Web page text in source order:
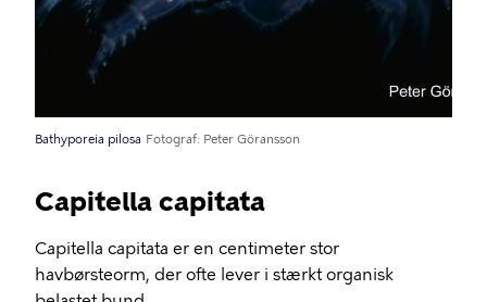
Bathyporeia pilosa Fotograf Peter Göransson
Capitella capitata
Capitella capitata er en centimeter stor
havbørsteorm, der ofte lever i stærkt organisk